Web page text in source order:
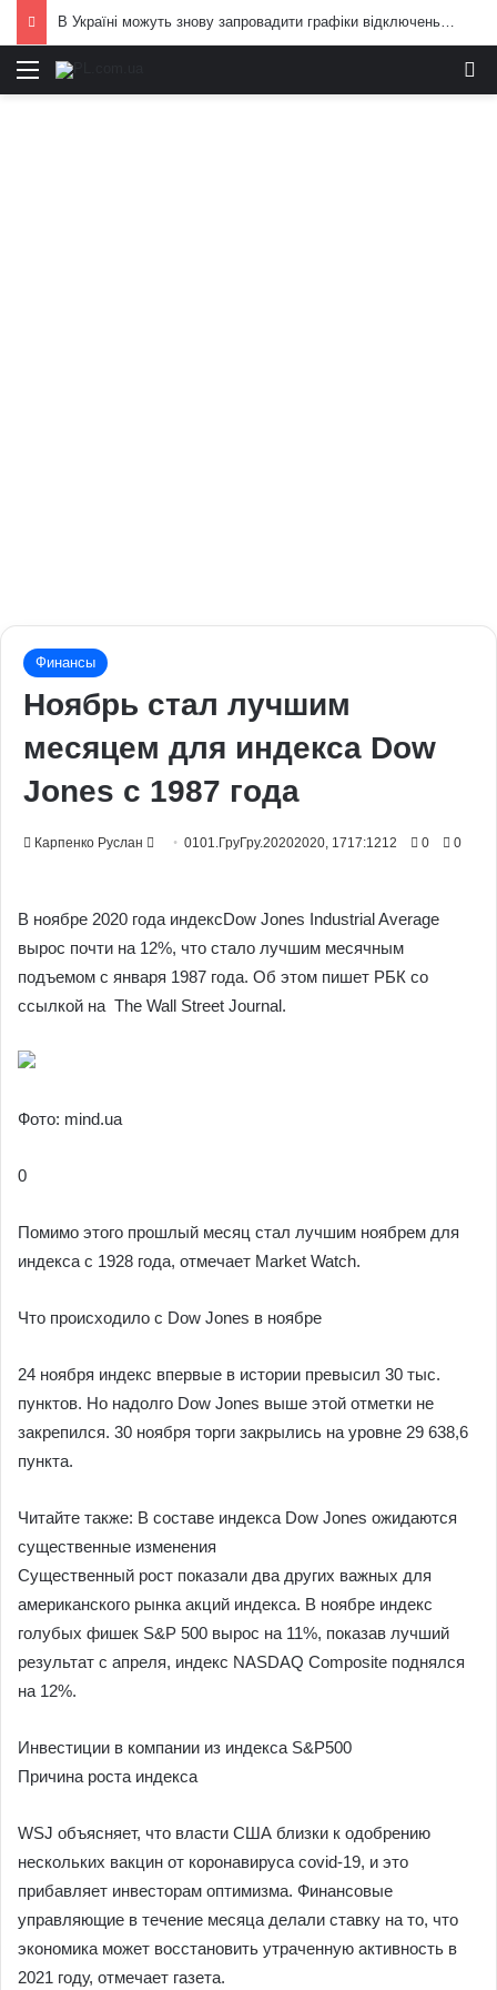
В Україні можуть знову запровадити графіки відключень електроенергії: що вже відомо
Меню
Финансы
Ноябрь стал лучшим
месяцем для индекса Dow
Jones с 1987 года
Карпенко Руслан
Send0101.ГруГру.20202020, 1717:1212 0 0
В ноябре 2020 года индексDow Jones Industrial Average
вырос почти на 12%, что стало лучшим месячным
подъемом с января 1987 года. Об этом пишет РБК со
ссылкой на The Wall Street Journal.
Фото: mind.ua
0
Помимо этого прошлый месяц стал лучшим ноябрем для
индекса с 1928 года, отмечает Market Watch.
Что происходило с Dow Jones в ноябре
24 ноября индекс впервые в истории превысил 30 тыс.
пунктов. Но надолго Dow Jones выше этой отметки не
закрепился. 30 ноября торги закрылись на уровне 29 638,6
пункта.
Читайте также: В составе индекса Dow Jones ожидаются
существенные изменения
Существенный рост показали два других важных для
американского рынка акций индекса. В ноябре индекс
голубых фишек S&P 500 вырос на 11%, показав лучший
результат с апреля, индекс NASDAQ Composite поднялся
на 12%.
Инвестиции в компании из индекса S&P500
Причина роста индекса
WSJ объясняет, что власти США близки к одобрению
нескольких вакцин от коронавируса covid-19, и это
прибавляет инвесторам оптимизма. Финансовые
управляющие в течение месяца делали ставку на то, что
экономика может восстановить утраченную активность в
2021 году, отмечает газета.